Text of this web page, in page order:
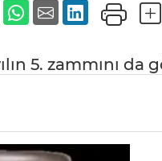
5. zammını da